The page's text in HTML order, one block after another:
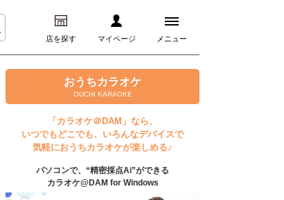
店を探す マイページ メニュー
ログイン
マイページ
プレミアムサービス
DAM★とも動画
おうちカラオケ
OUCHI KARAOKE
「カラオケ＠DAM」なら、
いつでもどこでも、いろんなデバイスで
気軽におうちカラオケが楽しめる♪
パソコンで、“精密採点Ai”ができる
カラオケ@DAM for Windows